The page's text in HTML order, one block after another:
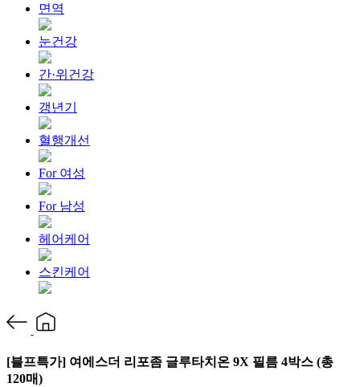
면역
눈건강
간·위건강
갱년기
혈행개선
For 여성
For 남성
헤어케어
스킨케어
[블프특가] 여에스더 리포좀 글루타치온 9X 필름 4박스 (총
120매)